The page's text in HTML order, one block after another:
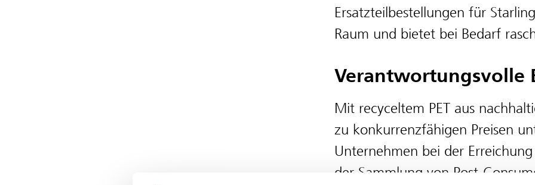
Ersatzteilbestellungen für
Raum und bietet bei Bedarf
Verantwortungsvolle
Mit recyceltem PET aus
zu konkurrenzfähigen Preisen
Unternehmen bei der
der Sammlung von Post-